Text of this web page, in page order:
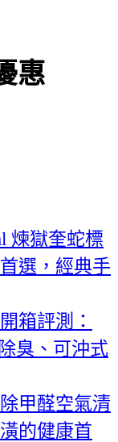
惠
煉獄奎蛇標
選，經典手
箱評測：
臭、可沖式
甲醛空氣清
的健康首